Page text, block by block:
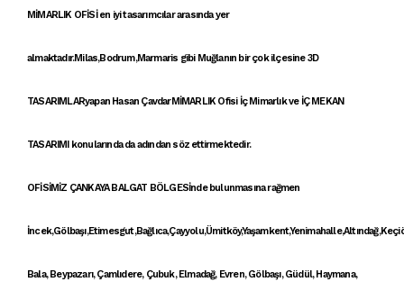
MİMARLIK OFİSİen iyi tasarımcılar arasında yer
almaktadır.Milas,Bodrum,Marmaris gibi Muğlanın bir çok ilçesine3D
TASARIMLARyapan Hasan ÇavdarMİMARLIK Ofisi İç Mimarlık ve İÇ MEKAN
TASARIMIkonularında da adından söz ettirmektedir.
OFİSİMİZ ÇANKAYA BALGAT BÖLGESİnde bulunmasına rağmen
Bala, Beypazarı, Çamlıdere, Çubuk, Elmadağ, Evren, Gölbaşı, Güdül, Haymana,